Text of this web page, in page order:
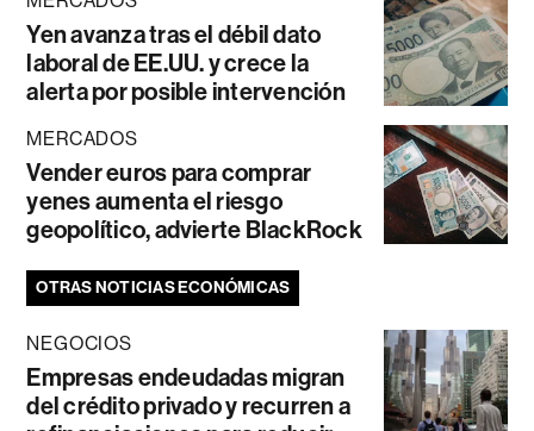
Yen avanza tras el débil dato
laboral de EE.UU. y crece la
alerta por posible intervención
MERCADOS
Vender euros para comprar
yenes aumenta el riesgo
geopolítico, advierte BlackRock
OTRAS NOTICIAS ECONÓMICAS
NEGOCIOS
Empresas endeudadas migran
del crédito privado y recurren a